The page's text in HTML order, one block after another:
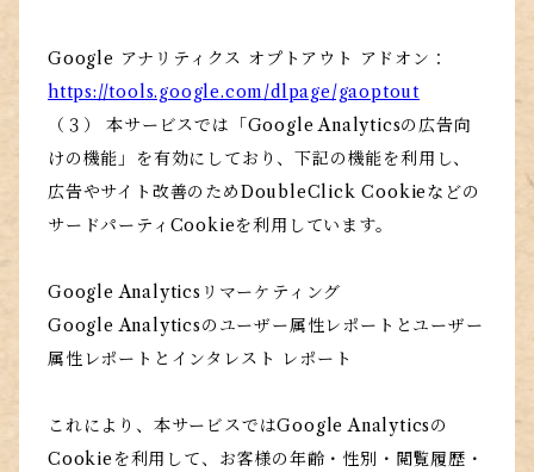
Google アナリティクス オプトアウト アドオン：
https://tools.google.com/dlpage/gaoptout
（３） 本サービスでは「Google Analyticsの広告向
けの機能」を有効にしており、下記の機能を利用し、
広告やサイト改善のためDoubleClick Cookieなどの
サードパーティCookieを利用しています。
Google Analyticsリマーケティング
Google Analyticsのユーザー属性レポートとユーザー
属性レポートとインタレスト レポート
これにより、本サービスではGoogle Analyticsの
Cookieを利用して、お客様の年齢・性別・閲覧履歴・